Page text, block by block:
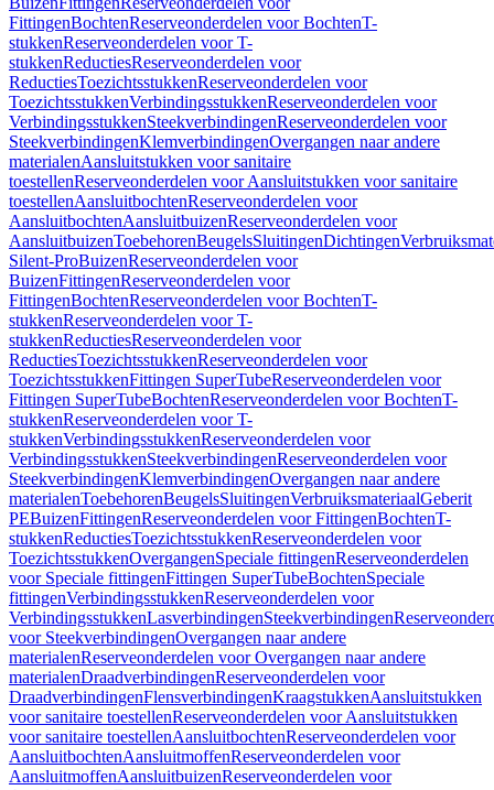
FittingenBochtenReserveonderdelen voor BochtenT-
stukkenReserveonderdelen voor T-
stukkenReductiesReserveonderdelen voor
ReductiesToezichtsstukkenReserveonderdelen voor
ToezichtsstukkenVerbindingsstukkenReserveonderdelen voor
VerbindingsstukkenSteekverbindingenReserveonderdelen voor
SteekverbindingenKlemverbindingenOvergangen naar andere
materialenAansluitstukken voor sanitaire
toestellenReserveonderdelen voor Aansluitstukken voor sanitaire
toestellenAansluitbochtenReserveonderdelen voor
AansluitbochtenAansluitbuizenReserveonderdelen voor
AansluitbuizenToebehorenBeugelsSluitingenDichtingen
Silent-ProBuizenReserveonderdelen voor
BuizenFittingenReserveonderdelen voor
FittingenBochtenReserveonderdelen voor BochtenT-
stukkenReserveonderdelen voor T-
stukkenReductiesReserveonderdelen voor
ReductiesToezichtsstukkenReserveonderdelen voor
ToezichtsstukkenFittingen SuperTubeReserveonderdelen voor
Fittingen SuperTubeBochtenReserveonderdelen voor BochtenT-
stukkenReserveonderdelen voor T-
stukkenVerbindingsstukkenReserveonderdelen voor
VerbindingsstukkenSteekverbindingenReserveonderdelen voor
SteekverbindingenKlemverbindingenOvergangen naar andere
materialenToebehorenBeugelsSluitingenVerbruiksmateriaalGeberit
PEBuizenFittingenReserveonderdelen voor FittingenBochtenT-
stukkenReductiesToezichtsstukkenReserveonderdelen voor
ToezichtsstukkenOvergangenSpeciale fittingenReserveonderdelen
voor Speciale fittingenFittingen SuperTubeBochtenSpeciale
fittingenVerbindingsstukkenReserveonderdelen voor
VerbindingsstukkenLasverbindingenSteekverbindingen
voor SteekverbindingenOvergangen naar andere
materialenReserveonderdelen voor Overgangen naar andere
materialenDraadverbindingenReserveonderdelen voor
DraadverbindingenFlensverbindingenKraagstukkenAansluitstukken
voor sanitaire toestellenReserveonderdelen voor Aansluitstukken
voor sanitaire toestellenAansluitbochtenReserveonderdelen voor
AansluitbochtenAansluitmoffenReserveonderdelen voor
AansluitmoffenAansluitbuizenReserveonderdelen voor